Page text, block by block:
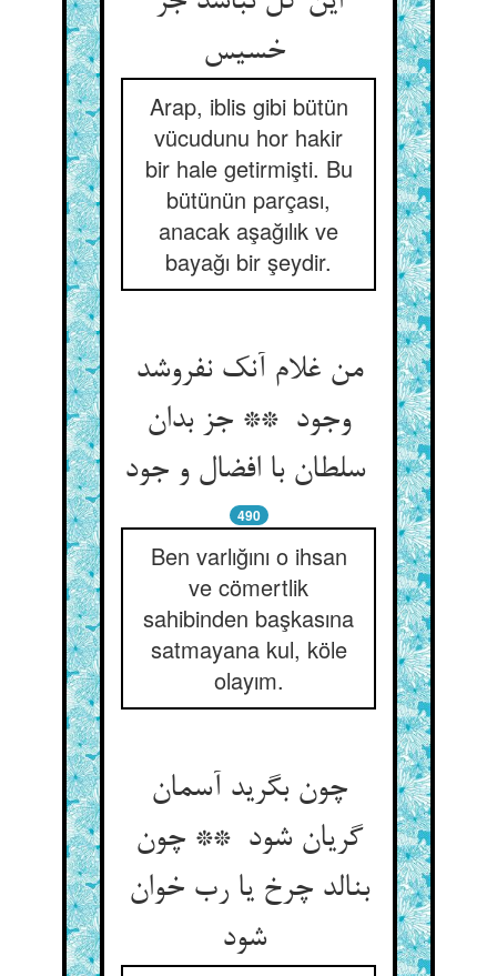
Arap, iblis gibi bütün
vücudunu hor hakir
bir hale getirmişti. Bu
bütünün parçası,
anacak aşağılık ve
bayağı bir şeydir.
من غلام آنک نفروشد
وجود ** جز بدان
سلطان با افضال و جود
490
Ben varlığını o ihsan
ve cömertlik
sahibinden başkasına
satmayana kul, köle
olayım.
چون بگرید آسمان
گریان شود ** چون
بنالد چرخ یا رب خوان
شود